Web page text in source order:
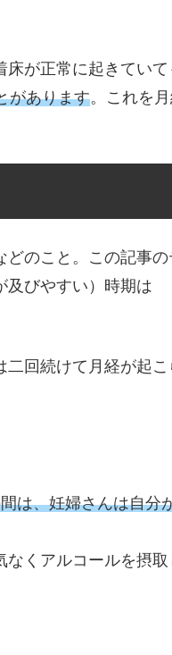
が正常に起きていて
があります。これを
どのこと。この記事
及びやすい）時期は
回続けて月経が起こ
は、妊婦さんは自分
くアルコールを摂取